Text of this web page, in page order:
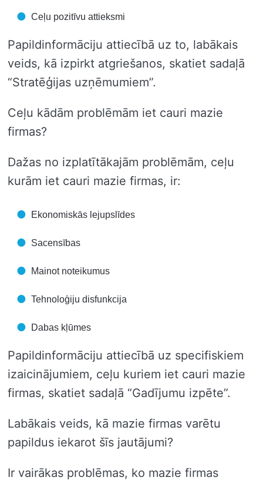
Ceļu pozitīvu attieksmi
Papildinformāciju attiecībā uz to, labākais
veids, kā izpirkt atgriešanos, skatiet sadaļā
“Stratēģijas uzņēmumiem”.
Ceļu kādām problēmām iet cauri mazie
firmas?
Dažas no izplatītākajām problēmām, ceļu
kurām iet cauri mazie firmas, ir:
Ekonomiskās lejupslīdes
Sacensības
Mainot noteikumus
Tehnoloģiju disfunkcija
Dabas kļūmes
Papildinformāciju attiecībā uz specifiskiem
izaicinājumiem, ceļu kuriem iet cauri mazie
firmas, skatiet sadaļā “Gadījumu izpēte”.
Labākais veids, kā mazie firmas varētu
papildus iekarot šīs jautājumi?
Ir vairākas problēmas, ko mazie firmas